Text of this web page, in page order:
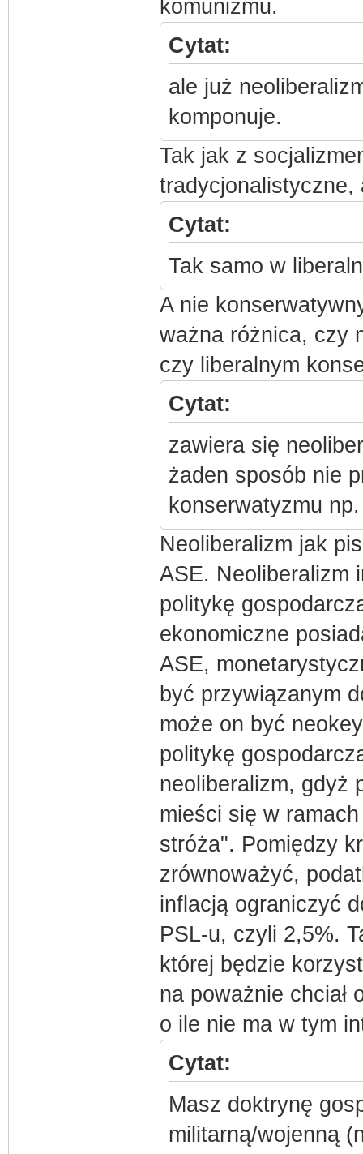
komunizmu.
Cytat:
ale już
komponuje.
Tak jak z
tradycjonalistyczne,
Cytat:
Tak samo w
A nie
ważna różnica, czy
czy liberalnym
Cytat:
zawiera się
żaden sposób nie
konserwatyzmu
Neoliberalizm jak
ASE. Neoliberalizm
politykę
ekonomiczne
ASE,
być przywiązanym
może on być
politykę
neoliberalizm, gdyż
mieści się w
stróża". Pomiędzy
zrównoważyć,
inflacją ograniczyć
PSL-u, czyli 2,5%.
której będzie
na poważnie chciał
o ile nie ma w tym
Cytat:
Masz doktrynę
militarną/wojenną